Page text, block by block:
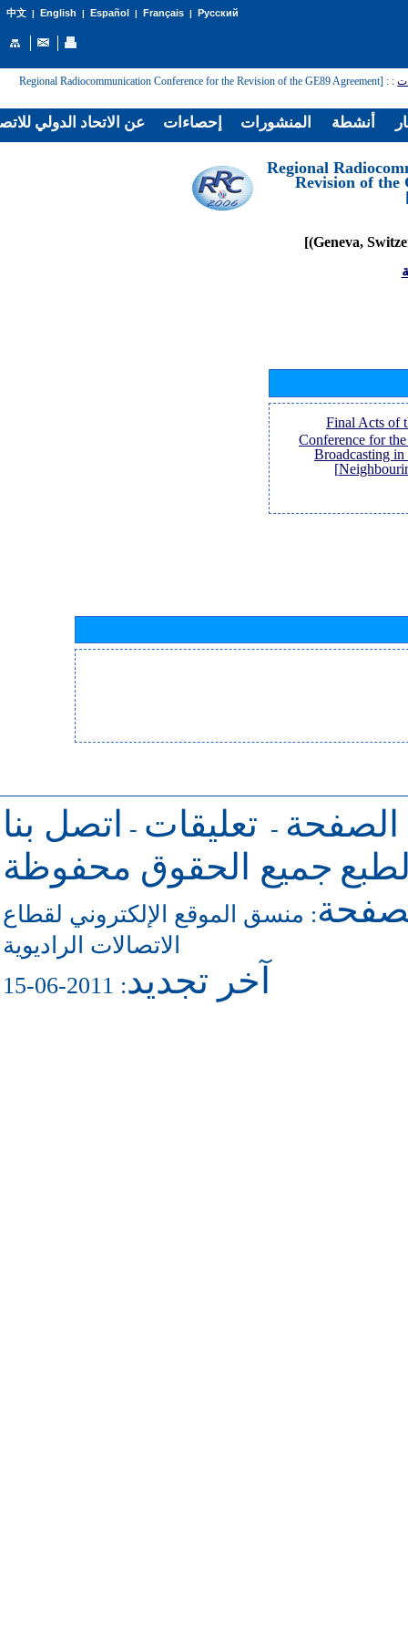
中文| English | Español | Français| Русский
:
: [Regional Radiocommunication Conference for the Revision of the GE89 Agreement
[Regional
Revision of the
[Final Acts of
Conference for
Broadcasting
الصفحة - تعليقات -
اتصل بنا
جميع الحقوق محفوظة
: منسق الموقع الإلكتروني لقطاع
الاتصالات الراديوية
آخر تجديد: 2011-06-15
عن الاتحاد الدولي إحصاءات المنشورات أنشطة